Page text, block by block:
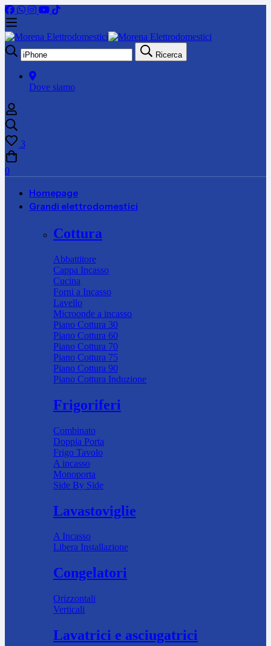
Ricerca
per:
Ricerca
Dove siamo
3
0
Homepage
Grandi elettrodomestici
Cottura
Abbattitore
Cappa Incasso
Cucina
Forni a Incasso
Lavello
Microonde a incasso
Piano Cottura 30
Piano Cottura 60
Piano Cottura 70
Piano Cottura 75
Piano Cottura 90
Piano Cottura Induzione
Frigoriferi
Combinato
Doppia Porta
Frigo Tavolo
A incasso
Monoporta
Side By Side
Lavastoviglie
A Incasso
Libera Installazione
Congelatori
Orizzontali
Verticali
Lavatrici e asciugatrici